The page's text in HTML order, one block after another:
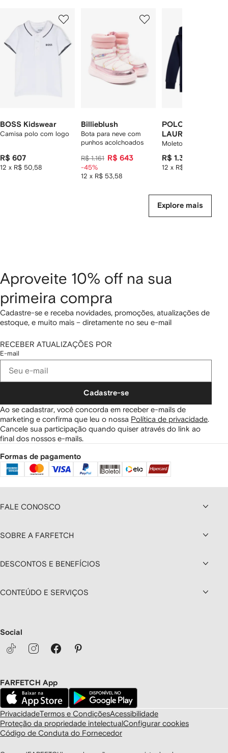
BOSS Kidswear
Camisa polo com logo
R$ 607
12 x R$ 50,58
Billieblush
Bota para neve com
punhos acolchoados
R$ 1.161 R$ 643
12 x R$ 53,58
-45%
POLO RALPH
LAUREN KIDS
Moletom com capuz
estampa Polo Bear
R$ 1.340
12 x R$ 111,67
Explore mais
Aproveite 10% off na sua
primeira compra
Cadastre-se e receba novidades, promoções, atualizações de
estoque, e muito mais – diretamente no seu e-mail
RECEBER ATUALIZAÇÕES POR
E-mail
Cadastre-se
Ao se cadastrar, você concorda em receber e-mails de
marketing e confirma que leu o nossa Política de privacidade
Cancele sua participação quando quiser através do link ao
final dos nossos e-mails.
Formas de pagamento
FALE CONOSCO
SOBRE A FARFETCH
DESCONTOS E BENEFÍCIOS
CONTEÚDO E SERVIÇOS
Social
FARFETCH App
PrivacidadeTermos e CondiçõesAcessibilidade
Proteção da propriedade intelectualConfigurar cookies
Código de Conduta do Fornecedor